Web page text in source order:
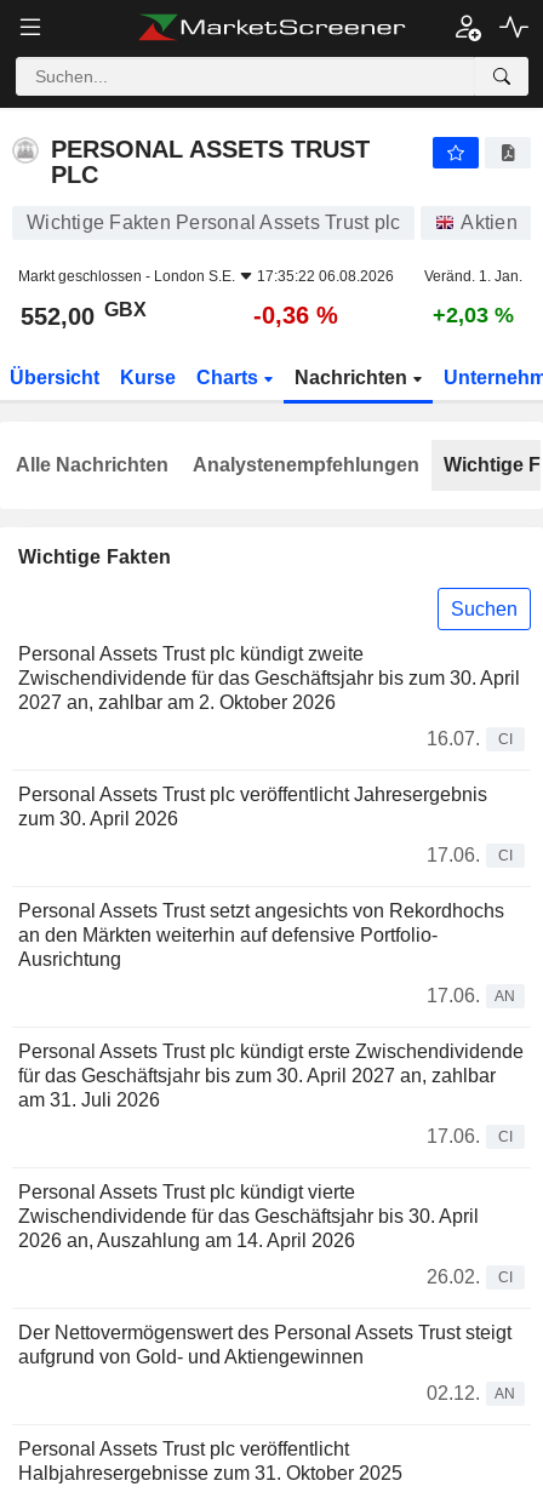
PERSONAL ASSETS TRUST
PLC
Wichtige Fakten Personal Assets Trust plc Aktien
Markt geschlossen - London S.E. 17:35:22 06.08.2026 Veränd. 1. Jan.
552,00 GBX -0,36 % +2,03 %
Übersicht Kurse Charts Nachrichten
Wichtige Fakten
Suchen
Personal Assets Trust plc kündigt zweite
Zwischendividende für das Geschäftsjahr bis zum 30. April
2027 an, zahlbar am 2. Oktober 2026
16.07.
CI
Personal Assets Trust plc veröffentlicht Jahresergebnis
zum 30. April 2026
17.06.
CI
Personal Assets Trust setzt angesichts von Rekordhochs
an den Märkten weiterhin auf defensive Portfolio-
Ausrichtung
17.06.
AN
Personal Assets Trust plc kündigt erste Zwischendividende
für das Geschäftsjahr bis zum 30. April 2027 an, zahlbar
am 31. Juli 2026
17.06.
CI
Personal Assets Trust plc kündigt vierte
Zwischendividende für das Geschäftsjahr bis 30. April
2026 an, Auszahlung am 14. April 2026
26.02.
CI
Der Nettovermögenswert des Personal Assets Trust steigt
aufgrund von Gold- und Aktiengewinnen
02.12.
AN
Personal Assets Trust plc veröffentlicht
Halbjahresergebnisse zum 31. Oktober 2025
Alle Nachrichten Analystenempfehlungen Wichtige